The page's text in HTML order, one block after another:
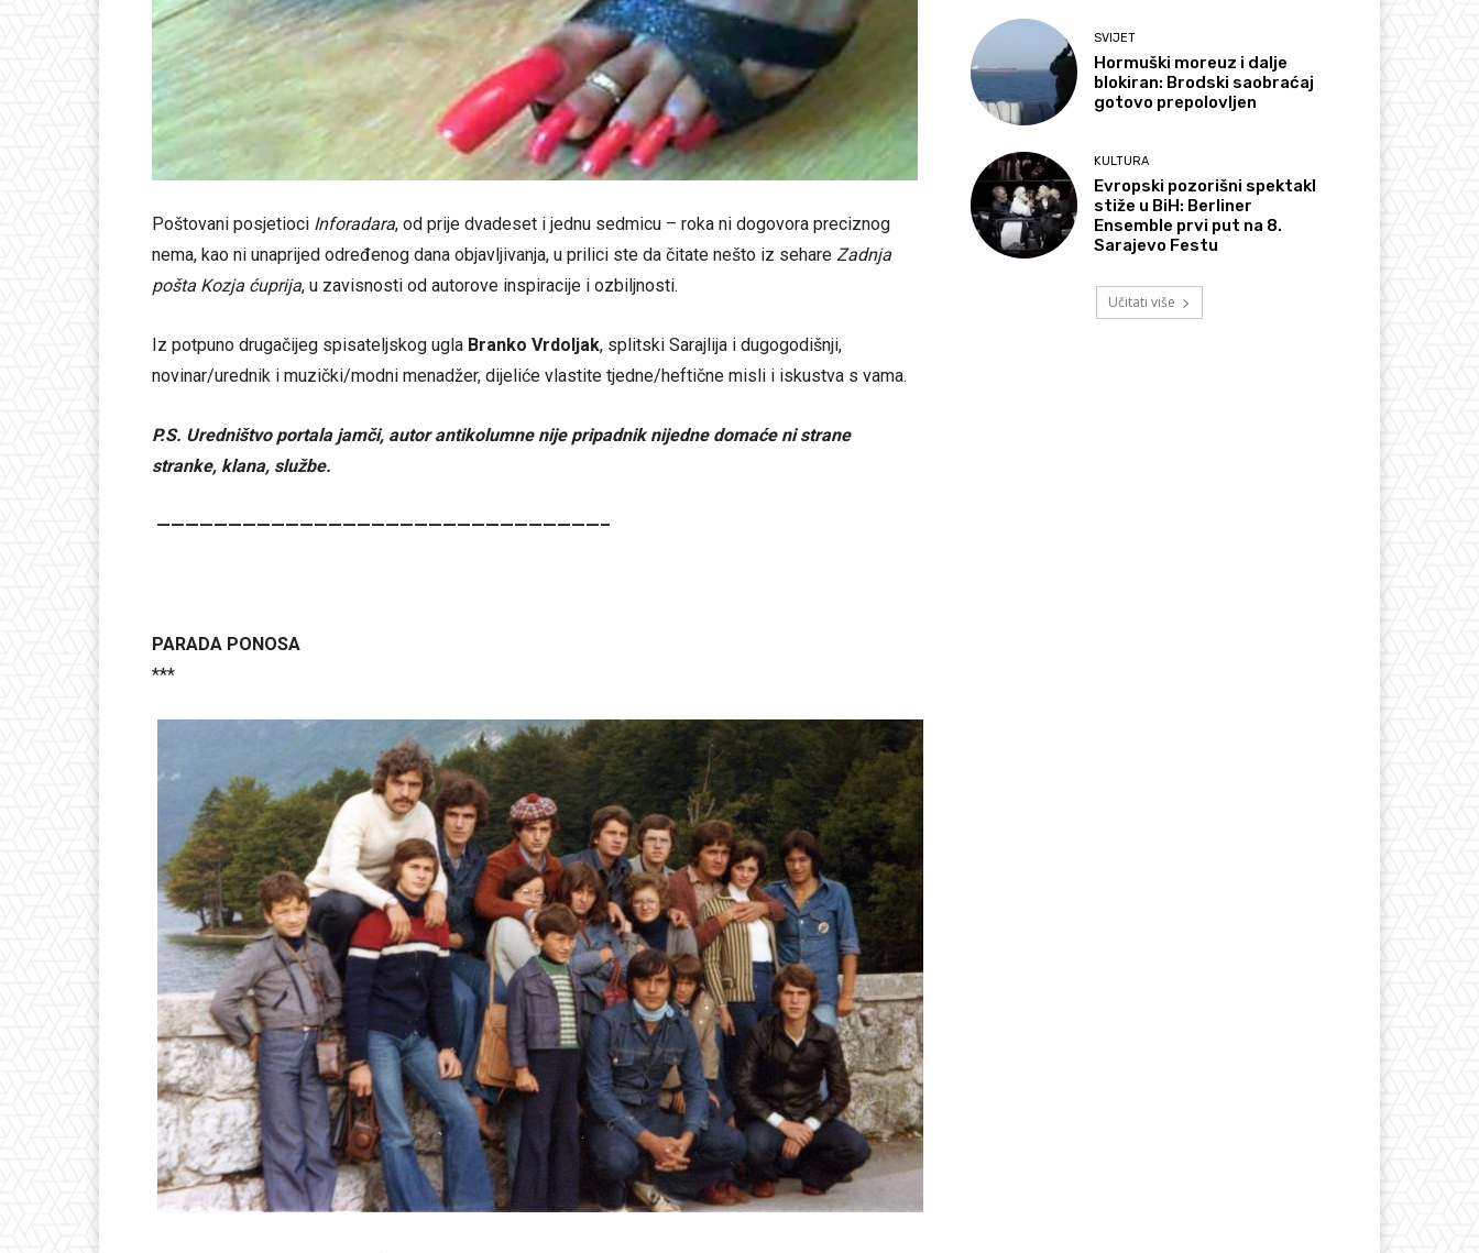
Poštovani posjetioci Inforadara, od prije dvadeset i jednu sedmicu – roka ni dogovora preciznog
nema, kao ni unaprijed određenog dana objavljivanja, u prilici ste da čitate nešto iz sehare Zadnja
pošta Kozja ćuprija, u zavisnosti od autorove inspiracije i ozbiljnosti.
Iz potpuno drugačijeg spisateljskog ugla Branko Vrdoljak, splitski Sarajlija i dugogodišnji,
novinar/urednik i muzički/modni menadžer, dijeliće vlastite tjedne/heftične misli i iskustva s vama.
P.S. Uredništvo portala jamči, autor antikolumne nije pripadnik nijedne domaće ni strane
stranke, klana, službe.
———————————————————————————————–
PARADA PONOSA
***
SVIJET
Hormuški moreuz i dalje
blokiran: Brodski saobraćaj
gotovo prepolovljen
KULTURA
Evropski pozorišni spektakl
stiže u BiH: Berliner
Ensemble prvi put na 8.
Sarajevo Festu
Učitati više